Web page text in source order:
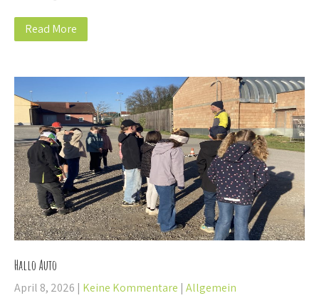
Read More
Hallo Auto
April 8, 2026 | Keine Kommentare | Allgemein